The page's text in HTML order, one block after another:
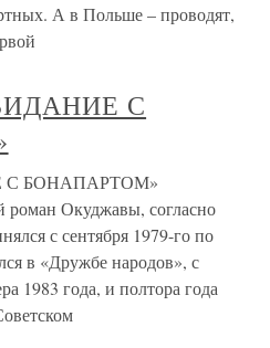
А в Польше – проводят,
С
С БОНАПАРТОМ»
роман Окуджавы, согласно
с сентября 1979-го по
в «Дружбе народов», с
1983 года, и полтора года